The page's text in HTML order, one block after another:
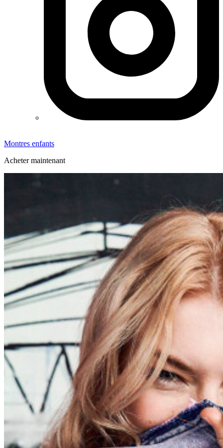
Montres enfants
Acheter maintenant